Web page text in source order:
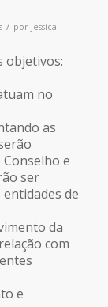
/ por Jessica
objetivos:
no
as
e
ser
de
da
com
e